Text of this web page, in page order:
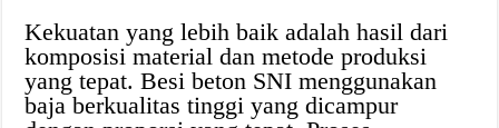
Kekuatan yang lebih baik adalah hasil dari
komposisi material dan metode produksi
yang tepat. Besi beton SNI menggunakan
baja berkualitas tinggi yang dicampur